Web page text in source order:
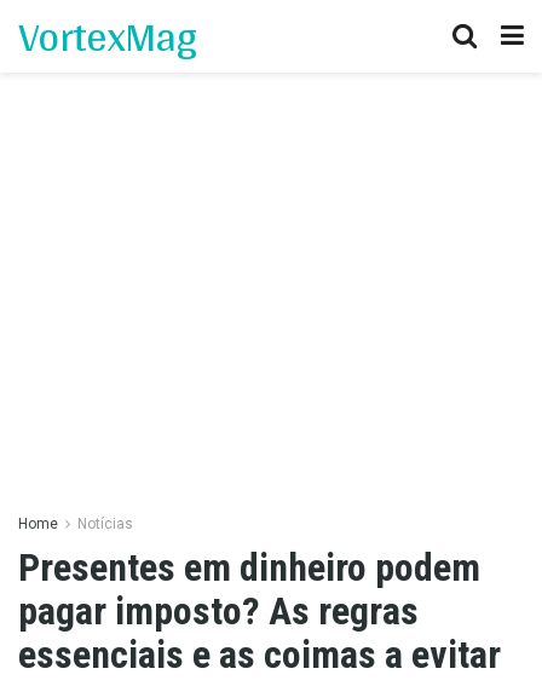
VortexMag
Home Notícias
Presentes em dinheiro podem
pagar imposto? As regras
essenciais e as coimas a evitar